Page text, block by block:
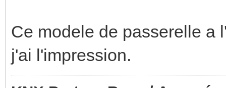
Ce modele de passerelle a
j'ai l'impression.